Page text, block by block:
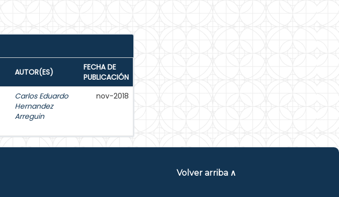
AUTOR(ES)
FECHA DE
PUBLICACIÓN
Carlos Eduardo
Hernandez
Arreguin
nov-2018
Volver arriba ∧